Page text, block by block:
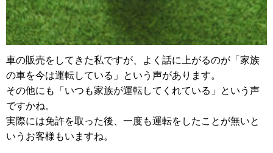
車の販売をしてきた私ですが、よく話に上がるのが「家族
の車を今は運転している」という声があります。
その他にも「いつも家族が運転してくれている」という声
ですかね。
実際には免許を取った後、一度も運転をしたことが無いと
いうお客様もいますね。